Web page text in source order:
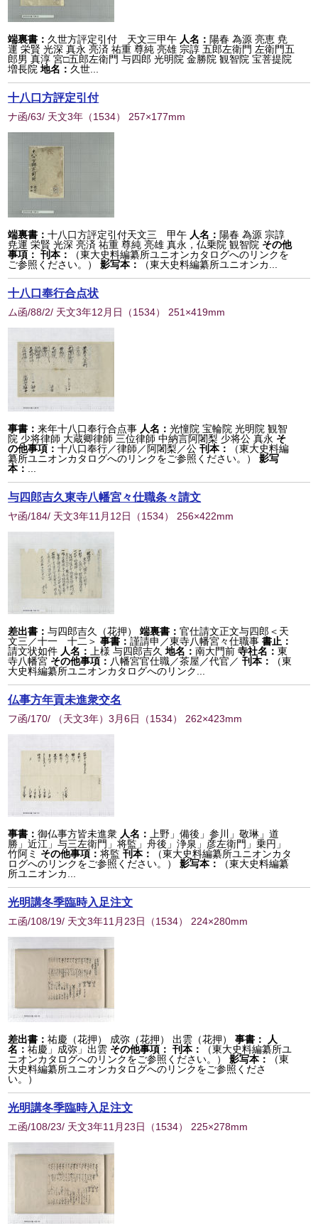
端裏書： 久世方評定引付 天文三甲午 人名： 陽春 為源 亮恵 尭
運 栄賢 光深 真永 亮済 祐重 尊純 亮雄 宗諄 五郎左衛門 左衛門五
郎男 真淳 宮□五郎左衛門 与四郎 光明院 金勝院 観智院 宝菩提院
増長院 地名： 久世...
十八口方評定引付
ナ函/63/ 天文3年 （1534） 257×177mm
端裏書：十八口方評定引付天文三 甲午 人名： 陽春 為源 宗諄
尭運 栄賢 光深 亮済 祐重 尊純 亮雄 真永，仏乗院 観智院 その他
事項： 刊本：
（東大史料編纂所ユニオンカタログへのリンクを
ご参照ください。）
影写本： （東大史料編纂所ユニオンカ...
十八口奉行合点状
ム函/88/2/ 天文3年12月日 （1534） 251×419mm
事書：来年十八口奉行合点事 人名：光憧院 宝輪院 光明院 観智
院 少将律師 大蔵卿律師 三位律師 中納言阿闍梨 少将公 真永 そ
の他事項：十八口奉行／律師／阿闍梨／公 刊本：
（東大史料編
纂所ユニオンカタログへのリンクをご参照ください。）
影写
本：
与四郎吉久東寺八幡宮々仕職条々請文
ヤ函/184/ 天文3年11月12日 （1534） 256×422mm
差出書：与四郎吉久（花押） 端裏書：官仕請文正文与四郎＜天
文三／十一 十二＞ 事書：謹請申／東寺八幡宮々仕職事書止：
請文状如件 人名： 上様 与四郎吉久 地名：南大門前 寺社名：東
寺八幡宮 その他事項： 八幡宮官仕職／茶屋／代官／刊本：
（東
大史料編纂所ユニオンカタログへのリンク...
仏事方年貢未進衆交名
フ函/170/ （天文3年）3月6日 （1534） 262×423mm
事書：御仏事方皆未進衆 人名：
上野」備後」参川」敬琳」道
勝」近江」与三左衛門」将監」舟後」浄泉」彦左衛門」乗円」
竹阿ミ その他事項：将監刊本：
（東大史料編纂所ユニオンカタ
ログへのリンクをご参照ください。）
影写本：
（東大史料編纂
所ユニオンカ...
光明講冬季臨時入足注文
エ函/108/19/ 天文3年11月23日 （1534） 224×280mm
差出書：祐慶（花押） 成弥（花押） 出雲（花押） 事書：
人
名：祐慶」成弥」出雲 その他事項： 刊本：
（東大史料編纂所ユ
ニオンカタログへのリンクをご参照ください。）
影写本：
（東
大史料編纂所ユニオンカタログへのリンクをご参照くださ
い。）
光明講冬季臨時入足注文
エ函/108/23/ 天文3年11月23日 （1534） 225×278mm